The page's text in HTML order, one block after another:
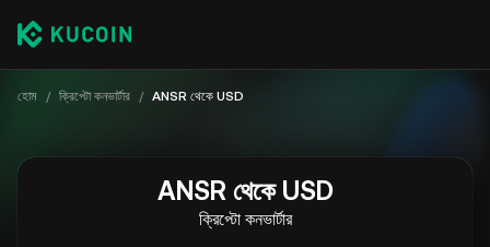
হোম / ক্রিপ্টো কনভার্টার / ANSR থেকে USD
ANSR থেকে USD
ক্রিপ্টো কনভার্টার